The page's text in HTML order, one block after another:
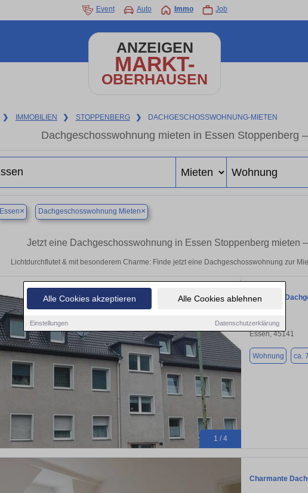
Alle Cookies akzeptieren Alle Cookies ablehnen
Einstellungen Datenschutzerklärung
Event Auto Immo Job
ANZEIGEN
MARKT-
OBERHAUSEN
❯ IMMOBILIEN ❯ STOPPENBERG ❯ DACHGESCHOSSWOHNUNG-MIETEN
Dachgeschosswohnung mieten in Essen Stoppenberg
Essen× Dachgeschosswohnung Mieten×
Jetzt eine Dachgeschosswohnung in Essen Stoppenberg mieten
Lichtdurchflutet & mit besonderem Charme: Finde jetzt eine Dachgeschosswohnung zur
1 / 4
3-Zimmer-
Essen, 45141
Wohnung ca.
Charmante